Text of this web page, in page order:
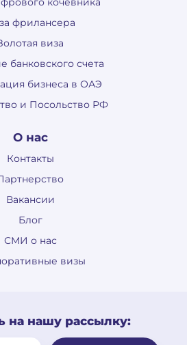
фрилансера
виза
банковского счета
бизнеса в ОАЭ
и Посольство РФ
О нас
Контакты
Вакансии
Блог
СМИ о нас
визы
на нашу рассылку: